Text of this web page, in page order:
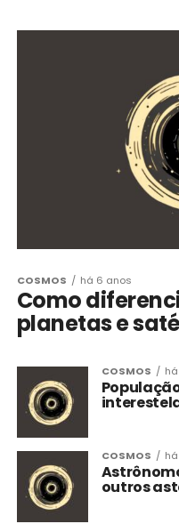
COSMOS há 6 anos
Como
planetas e
COSMOS
COSMOS
outros